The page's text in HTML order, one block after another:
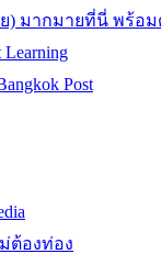
) มากมายที่นี่ พร้อ
Post
ต้องท่อง